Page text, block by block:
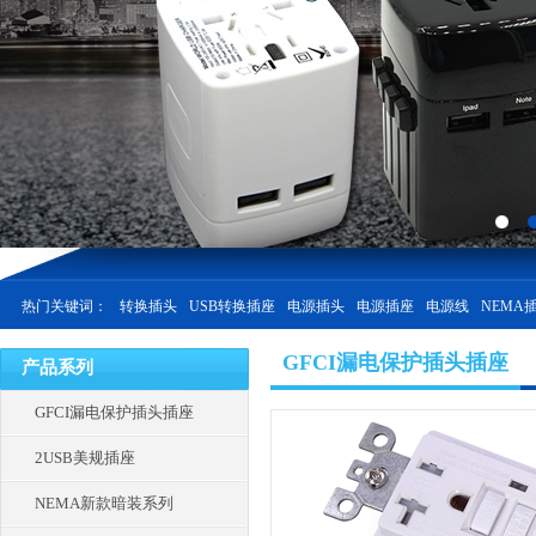
热门关键词： 转换插头 USB转换插座 电源插头 电源插座 电源线 NEMA
产品系列
GFCI漏电保护插头插座
2USB美规插座
NEMA新款暗装系列
GFCI漏电保护插头插座